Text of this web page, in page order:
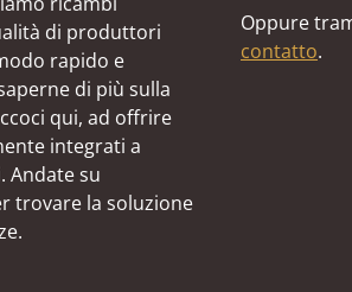
di produttori
rapido e
di più sulla
qui, ad offrire
integrati a
Andate su
trovare la soluzione
Oppure
contatto.